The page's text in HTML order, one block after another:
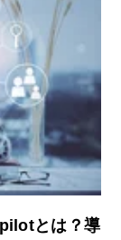
とは？導